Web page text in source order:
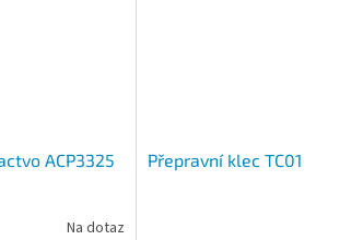
ACP3325
Na dotaz
Přepravní klec TC01